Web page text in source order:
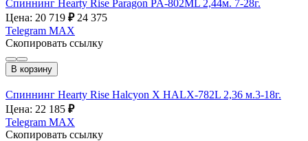
Спиннинг Hearty Rise Paragon PA-802ML 2,44м. 7-28г.
Цена: 20 719 ₽ 24 375
Telegram MAX
Скопировать ссылку
В корзину
Спиннинг Hearty Rise Halcyon X HALX-782L 2,36 м.3-18г.
Цена: 22 185 ₽
Telegram MAX
Скопировать ссылку